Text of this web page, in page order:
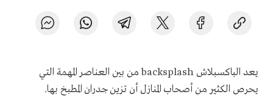
يعد الباكسبلاش backsplash من بين العناصر المهمة التي
يحرص الكثير من أصحاب المنازل أن تزين جدران المطبخ بها.